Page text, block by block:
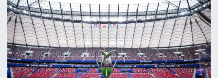
06.08
18:10